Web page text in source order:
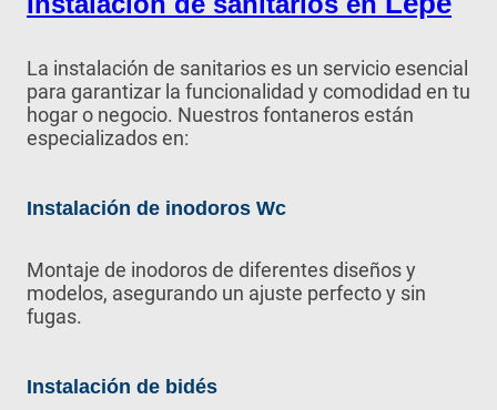
La instalación de sanitarios es un servicio esencial
para garantizar la funcionalidad y comodidad en tu
hogar o negocio. Nuestros fontaneros están
especializados en:
Instalación de inodoros Wc
Montaje de inodoros de diferentes diseños y
modelos, asegurando un ajuste perfecto y sin
fugas.
Instalación de bidés